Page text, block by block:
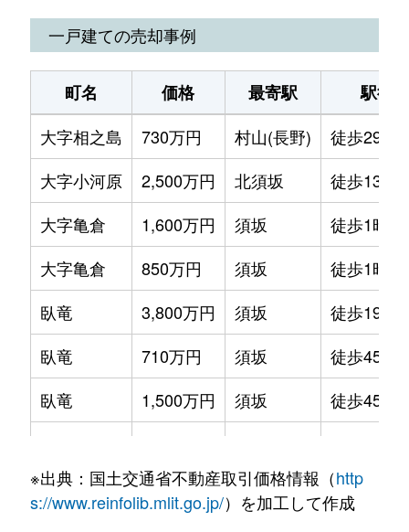
一戸建ての売却事例
町名 価格 最寄駅
駅徒歩
大字相之島
730万円 村山(長野)
徒歩29分
大字小河原
2,500万円 北須坂
徒歩13分
大字亀倉
1,600万円 須坂
徒歩1時
大字亀倉
850万円 須坂
徒歩1時
臥竜
3,800万円 須坂
徒歩19分
臥竜
710万円 須坂
徒歩45分
臥竜
1,500万円 須坂
徒歩45分
大字小山
9,000万円 須坂
徒歩8分
※出典：国土交通省不動産取引価格情報（http
s://www.reinfolib.mlit.go.jp/）を加工して作成